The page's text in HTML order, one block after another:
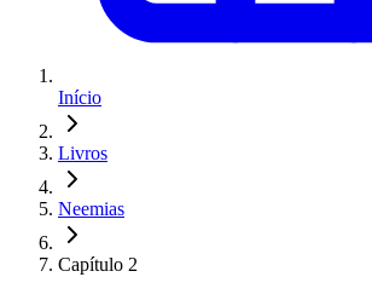
Início
Livros
Neemias
Capítulo 2